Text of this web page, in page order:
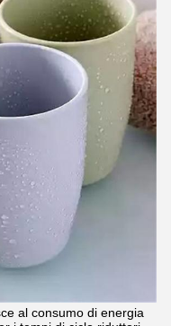
al consumo di energia